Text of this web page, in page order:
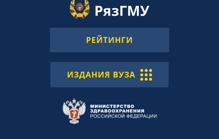
РЕЙТИНГИ
ИЗДАНИЯ ВУЗА